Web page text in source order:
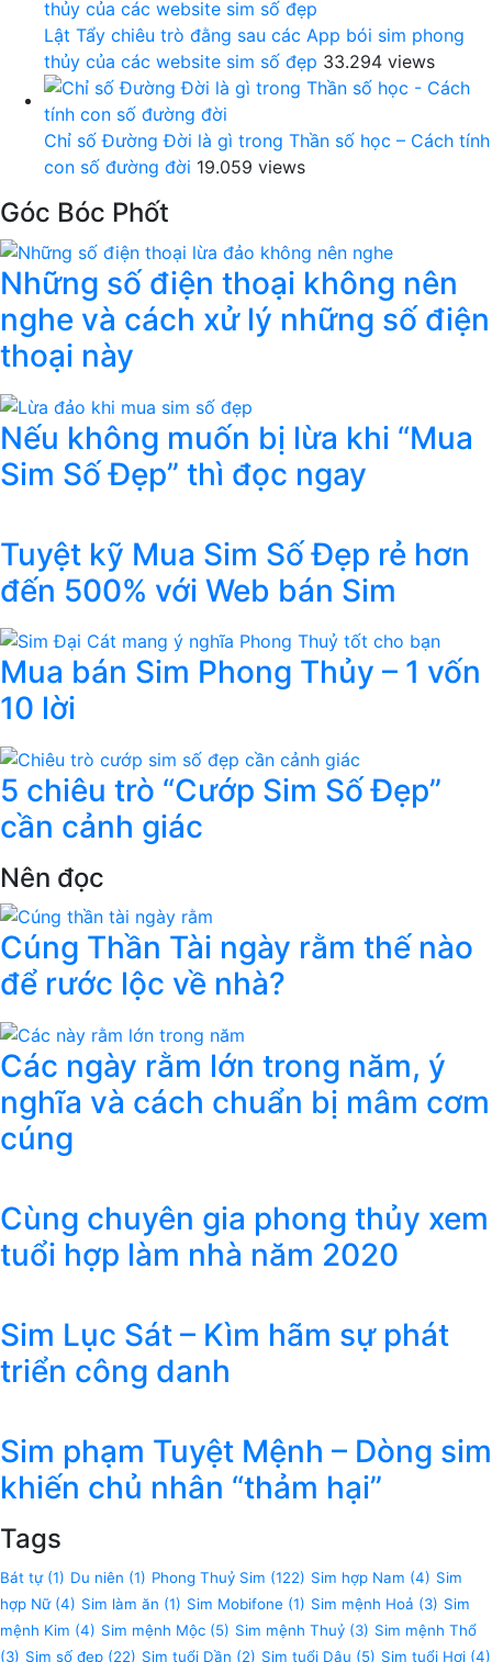
Lật Tẩy chiêu trò đằng sau các App bói sim phong
thủy của các website sim số đẹp 33.294 views
Chỉ số Đường Đời là gì trong Thần số học – Cách tính
con số đường đời 19.059 views
Góc Bóc Phốt
Những số điện thoại không nên
nghe và cách xử lý những số điện
thoại này
Nếu không muốn bị lừa khi “Mua
Sim Số Đẹp” thì đọc ngay
Tuyệt kỹ Mua Sim Số Đẹp rẻ hơn
đến 500% với Web bán Sim
Mua bán Sim Phong Thủy – 1 vốn
10 lời
5 chiêu trò “Cướp Sim Số Đẹp”
cần cảnh giác
Nên đọc
Cúng Thần Tài ngày rằm thế nào
để rước lộc về nhà?
Các ngày rằm lớn trong năm, ý
nghĩa và cách chuẩn bị mâm cơm
cúng
Cùng chuyên gia phong thủy xem
tuổi hợp làm nhà năm 2020
Sim Lục Sát – Kìm hãm sự phát
triển công danh
Sim phạm Tuyệt Mệnh – Dòng sim
khiến chủ nhân “thảm hại”
Tags
Bát tự(1) Du niên (1) Phong Thuỷ Sim (122) Sim hợp Nam (4) Sim
hợp Nữ(4) Sim làm ăn (1) Sim Mobifone (1) Sim mệnh Hoả (3) Sim
mệnh Kim (4) Sim mệnh Mộc (5) Sim mệnh Thuỷ (3) Sim mệnh Thổ
(3) Sim số đẹp (22) Sim tuổi Dần (2) Sim tuổi Dậu (5) Sim tuổi Hợi (4)